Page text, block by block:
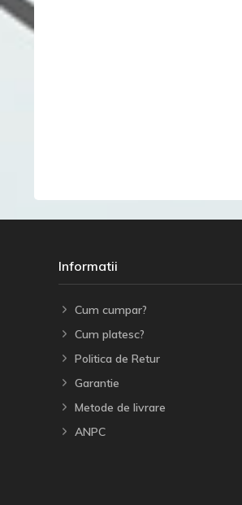
Informatii
Cum cumpar?
Cum platesc?
Politica de Retur
Garantie
Metode de livrare
ANPC